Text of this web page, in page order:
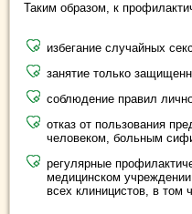
Таким образом, к
избегание случайных
занятие только
соблюдение правил
отказ от пользования
человеком, больным
регулярные
медицинском
всех клиницистов, в том